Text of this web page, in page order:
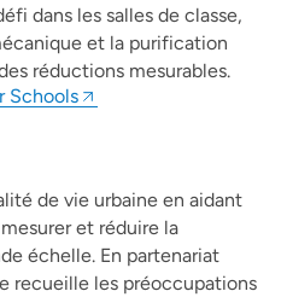
dans les salles de classe,
et la purification
réductions mesurables.
Schools
de vie urbaine en aidant
et réduire la
échelle. En partenariat
recueille les préoccupations